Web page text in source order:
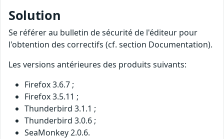
Solution
Se référer au bulletin de sécurité de l'éditeur pour
l'obtention des correctifs (cf. section Documentation).
Les versions antérieures des produits suivants:
Firefox 3.6.7 ;
Firefox 3.5.11 ;
Thunderbird 3.1.1 ;
Thunderbird 3.0.6 ;
SeaMonkey 2.0.6.